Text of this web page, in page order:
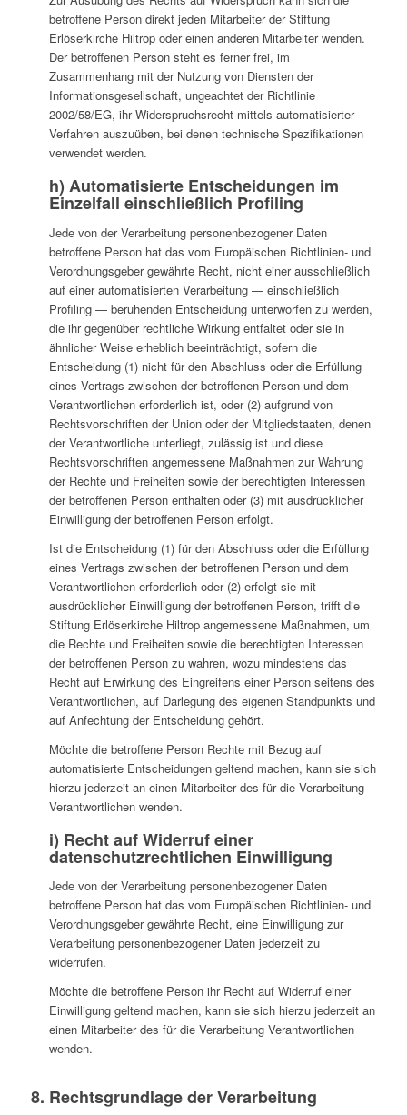
betroffene Person direkt jeden Mitarbeiter der Stiftung
Erlöserkirche Hiltrop oder einen anderen Mitarbeiter wenden.
Der betroffenen Person steht es ferner frei, im
Zusammenhang mit der Nutzung von Diensten der
Informationsgesellschaft, ungeachtet der Richtlinie
2002/58/EG, ihr Widerspruchsrecht mittels automatisierter
Verfahren auszuüben, bei denen technische Spezifikationen
verwendet werden.
h) Automatisierte Entscheidungen im
Einzelfall einschließlich Profiling
Jede von der Verarbeitung personenbezogener Daten
betroffene Person hat das vom Europäischen Richtlinien- und
Verordnungsgeber gewährte Recht, nicht einer ausschließlich
auf einer automatisierten Verarbeitung — einschließlich
Profiling — beruhenden Entscheidung unterworfen zu werden,
die ihr gegenüber rechtliche Wirkung entfaltet oder sie in
ähnlicher Weise erheblich beeinträchtigt, sofern die
Entscheidung (1) nicht für den Abschluss oder die Erfüllung
eines Vertrags zwischen der betroffenen Person und dem
Verantwortlichen erforderlich ist, oder (2) aufgrund von
Rechtsvorschriften der Union oder der Mitgliedstaaten, denen
der Verantwortliche unterliegt, zulässig ist und diese
Rechtsvorschriften angemessene Maßnahmen zur Wahrung
der Rechte und Freiheiten sowie der berechtigten Interessen
der betroffenen Person enthalten oder (3) mit ausdrücklicher
Einwilligung der betroffenen Person erfolgt.
Ist die Entscheidung (1) für den Abschluss oder die Erfüllung
eines Vertrags zwischen der betroffenen Person und dem
Verantwortlichen erforderlich oder (2) erfolgt sie mit
ausdrücklicher Einwilligung der betroffenen Person, trifft die
Stiftung Erlöserkirche Hiltrop angemessene Maßnahmen, um
die Rechte und Freiheiten sowie die berechtigten Interessen
der betroffenen Person zu wahren, wozu mindestens das
Recht auf Erwirkung des Eingreifens einer Person seitens des
Verantwortlichen, auf Darlegung des eigenen Standpunkts und
auf Anfechtung der Entscheidung gehört.
Möchte die betroffene Person Rechte mit Bezug auf
automatisierte Entscheidungen geltend machen, kann sie sich
hierzu jederzeit an einen Mitarbeiter des für die Verarbeitung
Verantwortlichen wenden.
i) Recht auf Widerruf einer
datenschutzrechtlichen Einwilligung
Jede von der Verarbeitung personenbezogener Daten
betroffene Person hat das vom Europäischen Richtlinien- und
Verordnungsgeber gewährte Recht, eine Einwilligung zur
Verarbeitung personenbezogener Daten jederzeit zu
widerrufen.
Möchte die betroffene Person ihr Recht auf Widerruf einer
Einwilligung geltend machen, kann sie sich hierzu jederzeit an
einen Mitarbeiter des für die Verarbeitung Verantwortlichen
wenden.
8. Rechtsgrundlage der Verarbeitung